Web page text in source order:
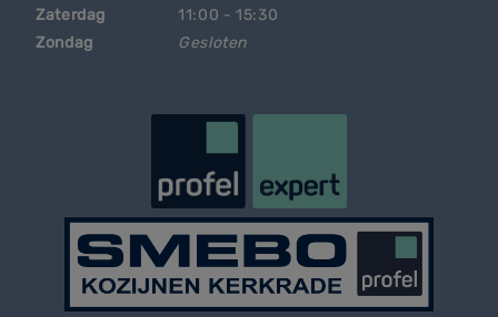
Zaterdag
11:00 - 15:30
Zondag
Gesloten